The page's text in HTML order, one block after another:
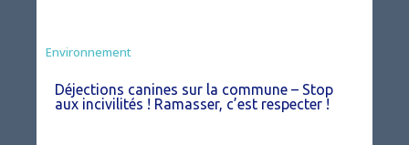
Environnement
Déjections canines sur la commune – Stop
aux incivilités ! Ramasser, c’est respecter !